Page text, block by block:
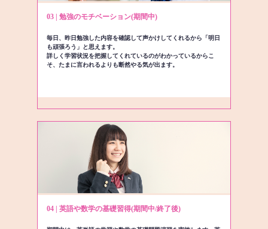
03 | 勉強のモチベーション(期間中)
毎日、昨日勉強した内容を確認して声かけしてくれるから「明日
も頑張ろう」と思えます。
詳しく学習状況を把握してくれているのがわかっているからこ
そ、たまに言われるよりも断然やる気が出ます。
04 | 英語や数学の基礎習得(期間中/終了後)